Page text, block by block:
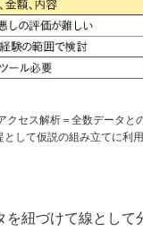
クセス解析＝全数データと
して仮説の組み立てに利
紐づけて線とし